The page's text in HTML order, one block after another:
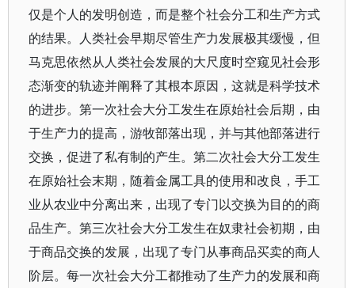
仅是个人的发明创造，而是整个社会分工和生产方式
的结果。人类社会早期尽管生产力发展极其缓慢，但
马克思依然从人类社会发展的大尺度时空窥见社会形
态渐变的轨迹并阐释了其根本原因，这就是科学技术
的进步。第一次社会大分工发生在原始社会后期，由
于生产力的提高，游牧部落出现，并与其他部落进行
交换，促进了私有制的产生。第二次社会大分工发生
在原始社会末期，随着金属工具的使用和改良，手工
业从农业中分离出来，出现了专门以交换为目的的商
品生产。第三次社会大分工发生在奴隶社会初期，由
于商品交换的发展，出现了专门从事商品买卖的商人
阶层。每一次社会大分工都推动了生产力的发展和商